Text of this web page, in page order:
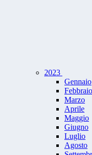
2023
Gennaio
Febbraio
Marzo
Aprile
Maggio
Giugno
Luglio
Agosto